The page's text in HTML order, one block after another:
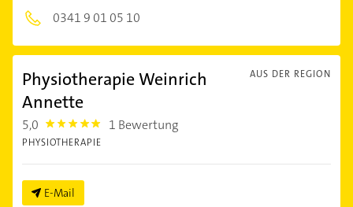
0341 9 01 05 10
AUS DER REGION
Physiotherapie Weinrich
Annette
5,0 5.0 1 Bewertung
PHYSIOTHERAPIE
E-Mail